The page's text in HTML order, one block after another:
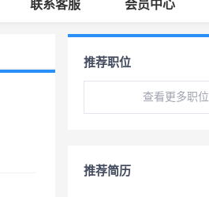
联系客服 会员中心
推荐职位
查看更多职位
推荐简历